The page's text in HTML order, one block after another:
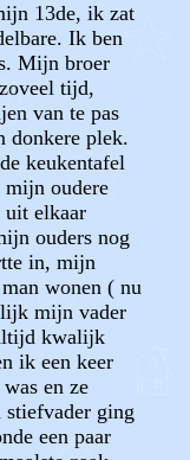
13de, ik zat
Ik ben
Mijn broer
tijd,
van te pas
donkere plek.
keukentafel
mijn oudere
uit elkaar
ouders nog
in, mijn
wonen ( nu
mijn vader
kwalijk
ik een keer
en ze
stiefvader ging
een paar